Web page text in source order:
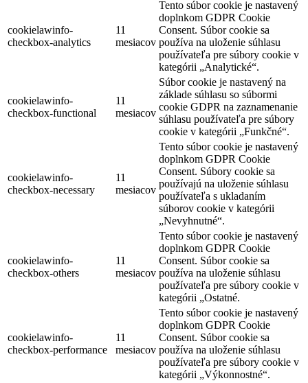
cookielawinfo-
checkbox-analytics
11
mesiacov
Tento súbor cookie je nastavený
doplnkom GDPR Cookie
Consent. Súbor cookie sa
používa na uloženie súhlasu
používateľa pre súbory cookie v
kategórii „Analytické“.
cookielawinfo-
checkbox-functional
11
mesiacov
Súbor cookie je nastavený na
základe súhlasu so súbormi
cookie GDPR na zaznamenanie
súhlasu používateľa pre súbory
cookie v kategórii „Funkčné“.
cookielawinfo-
checkbox-necessary
11
mesiacov
Tento súbor cookie je nastavený
doplnkom GDPR Cookie
Consent. Súbory cookie sa
používajú na uloženie súhlasu
používateľa s ukladaním
súborov cookie v kategórii
„Nevyhnutné“.
cookielawinfo-
checkbox-others
11
mesiacov
Tento súbor cookie je nastavený
doplnkom GDPR Cookie
Consent. Súbor cookie sa
používa na uloženie súhlasu
používateľa pre súbory cookie v
kategórii „Ostatné.
cookielawinfo-
checkbox-performance
11
mesiacov
Tento súbor cookie je nastavený
doplnkom GDPR Cookie
Consent. Súbor cookie sa
používa na uloženie súhlasu
používateľa pre súbory cookie v
kategórii „Výkonnostné“.